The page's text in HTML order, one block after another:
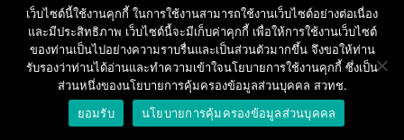
เว็บไซต์นี้ใช้งานคุกกี้ ในการใช้งานสามารถใช้งานเว็บไซต์อย่างต่อเนื่อง
และมีประสิทธิภาพ เว็บไซต์นี้จะมีเก็บค่าคุกกี้ เพื่อให้การใช้งานเว็บไซต์
ของท่านเป็นไปอย่างความราบรื่นและเป็นส่วนตัวมากขึ้น จึงขอให้ท่าน
รับรองว่าท่านได้อ่านและทำความเข้าใจนโยบายการใช้งานคุกกี้ ซึ่งเป็น
ส่วนหนึ่งของนโยบายการคุ้มครองข้อมูลส่วนบุคคล สวทช.
ยอมรับ
นโยบายการคุ้มครองข้อมูลส่วนบุคคล